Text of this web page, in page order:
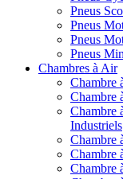
Pneus
Pneus
Pneus
Pneus
Chambres à Air
Chambre
Chambre
Chambre
Industriels
Chambre
Chambre
Chambre